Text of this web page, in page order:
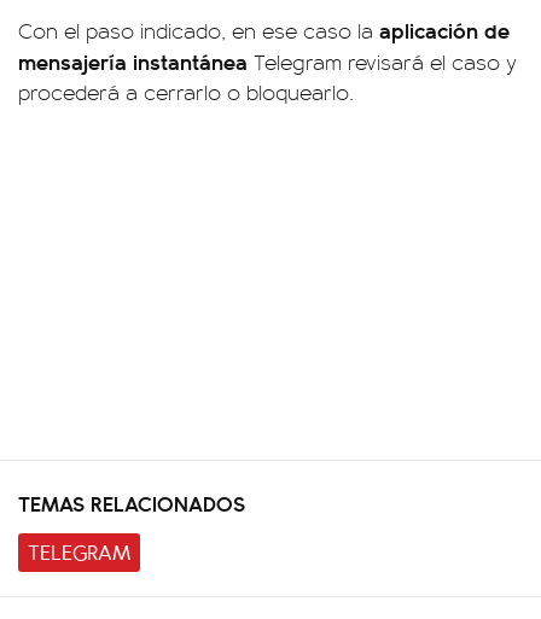
Con el paso indicado, en ese caso la aplicación de
mensajería instantánea Telegram revisará el caso y
procederá a cerrarlo o bloquearlo.
TEMAS RELACIONADOS
TELEGRAM